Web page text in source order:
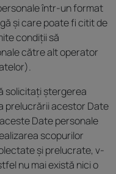
într-un format
și care poate fi citit de
condiții să
către alt operator
solicitați ștergerea
prelucrării acestor Date
Date personale
scopurilor
și prelucrate, v-
nu mai există nici o